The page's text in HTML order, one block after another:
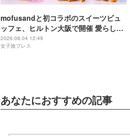
mofusandと初コラボのスイーツビュ
ッフェ、ヒルトン大阪で開催 愛らしい
にゃんこ達がケーキに
2026.08.04 12:49
女子旅プレス
あなたにおすすめの記事